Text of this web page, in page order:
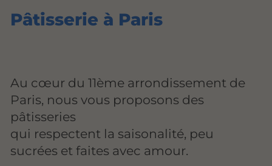
Pâtisserie à Paris
Au cœur du 11ème arrondissement de
Paris, nous vous proposons des
pâtisseries
qui respectent la saisonalité, peu
sucrées et faites avec amour.